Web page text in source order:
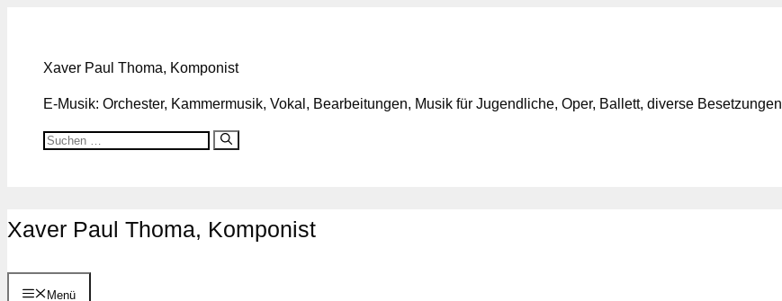
springen
Xaver Paul Thoma, Komponist
E-Musik: Orchester, Kammermusik, Vokal, Bearbeitungen, Musik für Jugendliche, Oper, Ballett, diverse Besetzungen
Suchen
Xaver Paul Thoma, Komponist
Menü